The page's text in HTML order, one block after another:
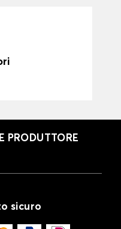
PRODUTTORE
sicuro